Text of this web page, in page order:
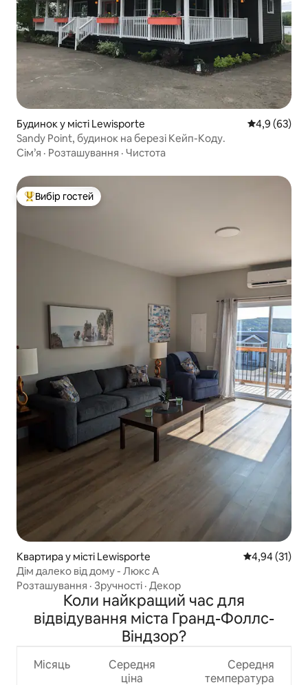
Будинок у місті Lewisporte Середня
4,9 (63)
Sandy Point, будинок на березі Кейп-Коду.
Сім’я · Розташування · Чистота
Топ вибір гостей
Вибір гостей
Квартира у місті Lewisporte Середня
4,94 (31)
Дім далеко від дому - Люкс А
Розташування · Зручності · Декор
Коли найкращий час для
відвідування міста Гранд-Фоллс-
Віндзор?
Місяць
Середня
ціна
Середня
температура